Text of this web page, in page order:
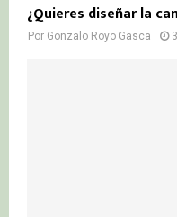
¿Quieres diseñar la
Por Gonzalo Royo Gasca